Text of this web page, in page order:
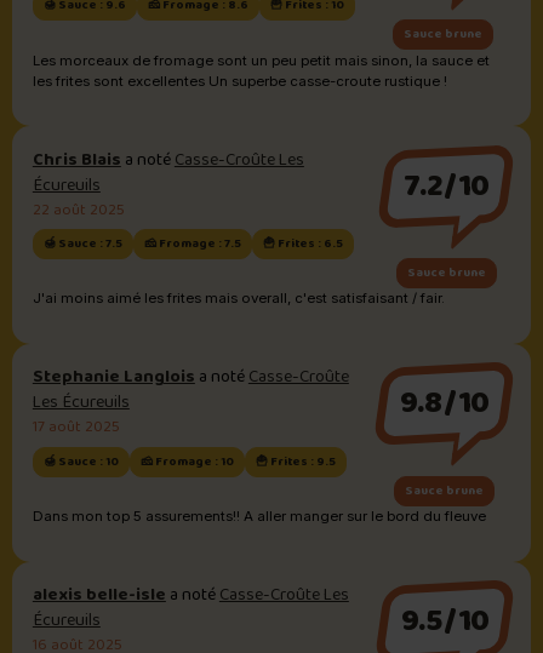
🍯 Sauce : 9.6 🧀 Fromage : 8.6
🍟 Frites : 10
Sauce brune
Les morceaux de fromage sont un peu petit mais sinon, la sauce et
les frites sont excellentes Un superbe casse-croute rustique !
Chris Blaisa notéCasse-Croûte Les
Écureuils
22 août 2025
🍯 Sauce : 7.5 🧀 Fromage : 7.5 🍟 Frites : 6.5
7.2/10
Sauce brune
J'ai moins aimé les frites mais overall, c'est satisfaisant / fair.
Stephanie Langloisa notéCasse-Croûte
Les Écureuils
17 août 2025
🍯 Sauce : 10 🧀 Fromage : 10 🍟 Frites : 9.5
9.8/10
Sauce brune
Dans mon top 5 assurements!! A aller manger sur le bord du fleuve
alexis belle-islea notéCasse-Croûte Les
Écureuils
16 août 2025 9.5/10